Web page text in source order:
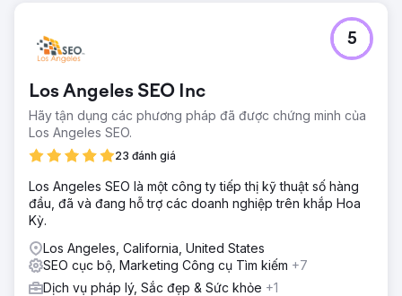
Los Angeles SEO Inc
Hãy tận dụng các phương pháp đã được chứng minh của
Los Angeles SEO.
23 đánh giá
5
Los Angeles SEO là một công ty tiếp thị kỹ thuật số hàng
đầu, đã và đang hỗ trợ các doanh nghiệp trên khắp Hoa
Kỳ.
Los Angeles, California, United States
SEO cục bộ, Marketing Công cụ Tìm kiếm +7
Dịch vụ pháp lý, Sắc đẹp & Sức khỏe +1